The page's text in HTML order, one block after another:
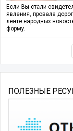
Если Вы стали
явления, провала
ленте народных
форму.
ПОЛЕЗНЫЕ